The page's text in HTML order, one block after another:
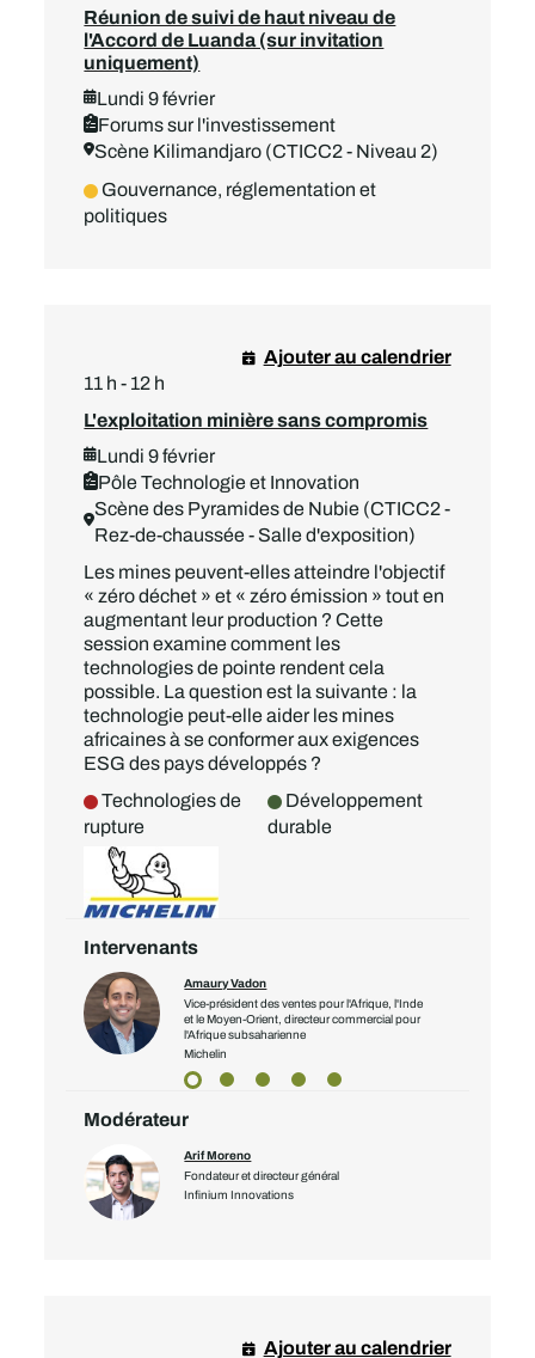
Réunion de suivi de haut niveau de
l'Accord de Luanda (sur invitation
uniquement)
Lundi 9 février
Forums sur l'investissement
Scène Kilimandjaro (CTICC2 - Niveau 2)
Gouvernance, réglementation et
politiques
11 h - 12 h
L'exploitation minière sans compromis
Lundi 9 février
Pôle Technologie et Innovation
Scène des Pyramides de Nubie (CTICC2 -
Rez-de-chaussée - Salle d'exposition)
Ajouter au calendrier
Les mines peuvent-elles atteindre l'objectif
« zéro déchet » et « zéro émission » tout en
augmentant leur production ? Cette
session examine comment les
technologies de pointe rendent cela
possible. La question est la suivante : la
technologie peut-elle aider les mines
africaines à se conformer aux exigences
ESG des pays développés ?
Technologies de
rupture
Développement
durable
Intervenants
Amaury Vadon
Vice-président des ventes pour l'Afrique, l'Inde
et le Moyen-Orient, directeur commercial pour
l'Afrique subsaharienne
Michelin
Modérateur
Arif Moreno
Fondateur et directeur général
Infinium Innovations
Ajouter au calendrier